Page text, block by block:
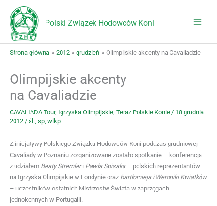
treści
Polski Związek Hodowców Koni
Strona główna 2012 grudzień Olimpijskie akcenty na Cavaliadzie
Olimpijskie akcenty
na Cavaliadzie
CAVALIADA Tour, Igrzyska Olimpijskie, Teraz Polskie Konie / 18 grudnia
2012 / śl., sp, wlkp
Z inicjatywy Polskiego Związku Hodowców Koni podczas grudniowej
Cavaliady w Poznaniu zorganizowane zostało spotkanie – konferencja
z udziałem Beaty Stremleri Pawła Spisaka– polskich reprezentantów
na Igrzyska Olimpijskie w Londynie oraz Bartłomieja i Weroniki Kwiatków
– uczestników ostatnich Mistrzostw Świata w zaprzęgach
jednokonnych w Portugalii.